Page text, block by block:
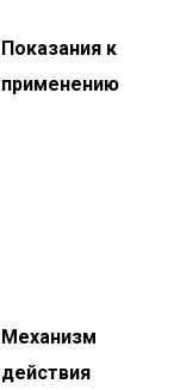
Показания к
применению
Механизм
действия